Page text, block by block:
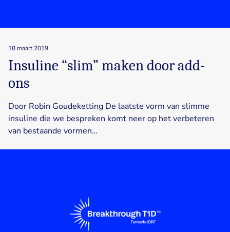
18 maart 2019
Insuline “slim” maken door add-
ons
Door Robin Goudeketting De laatste vorm van slimme
insuline die we bespreken komt neer op het verbeteren
van bestaande vormen…